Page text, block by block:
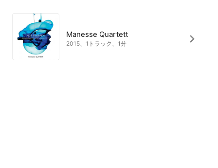
Manesse Quartett
2015、1トラック、1分